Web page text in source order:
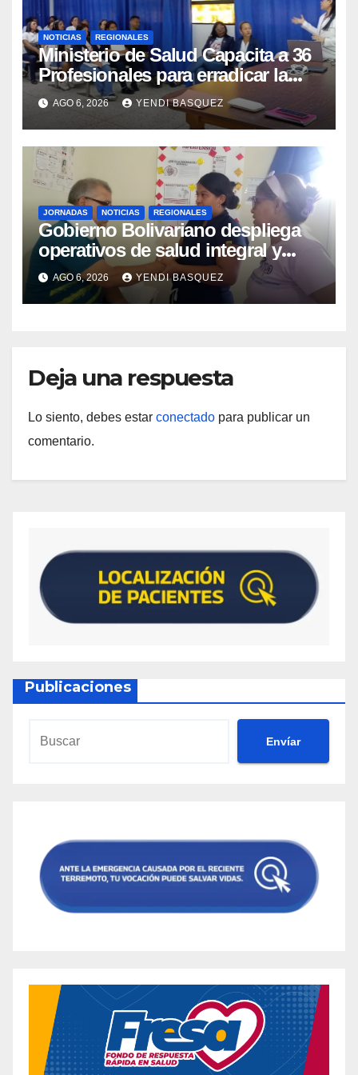
NOTICIAS REGIONALES
Ministerio de Salud Capacita a 36
Profesionales para erradicar la
Tuberculosis en Yaracuy
AGO 6, 2026 YENDI BASQUEZ
JORNADAS NOTICIAS REGIONALES
Gobierno Bolivariano despliega
operativos de salud integral y
protección social en los
municipios Sucre y Mario Briceño
Iragorry del estado Aragua
AGO 6, 2026 YENDI BASQUEZ
Deja una respuesta
Lo siento, debes estar conectado para publicar un
comentario.
Publicaciones
Envíar